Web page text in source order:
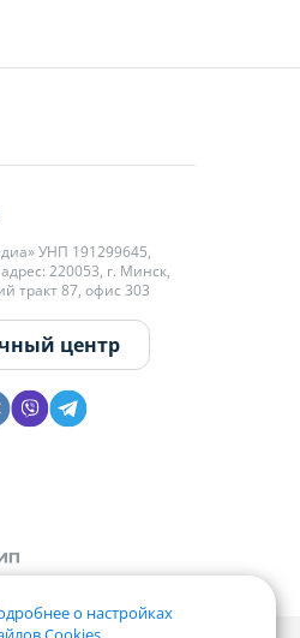
УНП 191299645,
220053, г. Минск,
тракт 87, офис 303
центр
о настройках